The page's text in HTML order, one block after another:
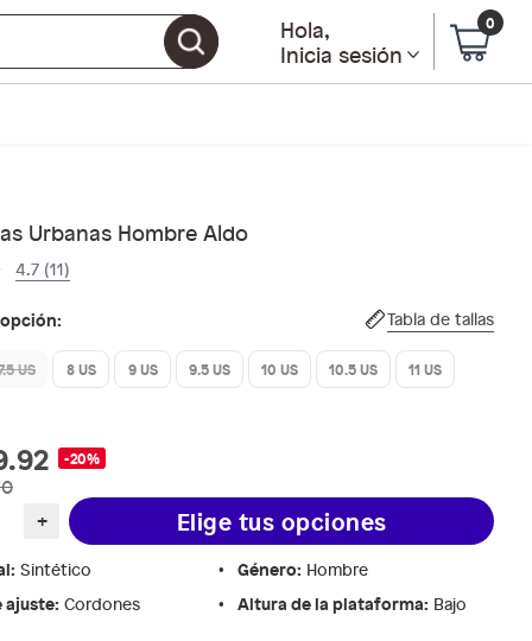
Hola,
Inicia sesión
0
Urbanas Hombre Aldo
4.7 (11)
Tabla de tallas
US 8 US 9 US 9.5 US 10 US 10.5 US
11 US
-20%
+ Elige tus opciones
: Sintético Género: Hombre
ajuste: Cordones Altura de la plataforma: Bajo